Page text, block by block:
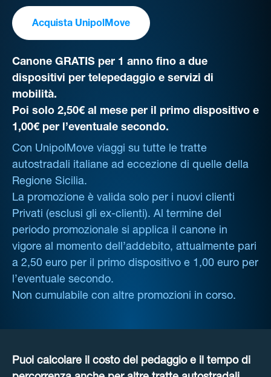
Acquista UnipolMove
Canone GRATIS per 1 anno fino a due
dispositivi per telepedaggio e servizi di
mobilità.
Poi solo 2,50€ al mese per il primo dispositivo e
1,00€ per l’eventuale secondo.
Con UnipolMove viaggi su tutte le tratte
autostradali italiane ad eccezione di quelle della
Regione Sicilia.
La promozione è valida solo per i nuovi clienti
Privati (esclusi gli ex-clienti). Al termine del
periodo promozionale si applica il canone in
vigore al momento dell’addebito, attualmente pari
a 2,50 euro per il primo dispositivo e 1,00 euro per
l’eventuale secondo.
Non cumulabile con altre promozioni in corso.
Puoi calcolare il costo del pedaggio e il tempo di